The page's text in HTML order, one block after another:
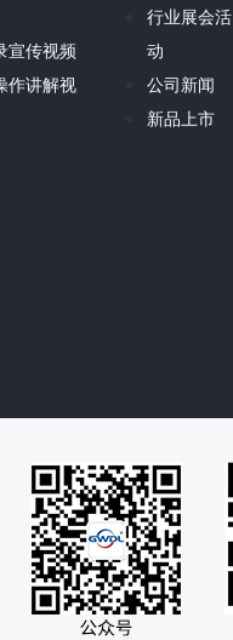
宣传视频
作讲解视
行业展会活
动
公司新闻
新品上市